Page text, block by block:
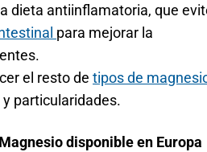
dieta antiinflamatoria, que
para mejorar la
el resto de tipos de
particularidades.
disponible en Europa